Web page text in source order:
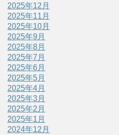
2025年12月
2025年11月
2025年10月
2025年9月
2025年8月
2025年7月
2025年6月
2025年5月
2025年4月
2025年3月
2025年2月
2025年1月
2024年12月